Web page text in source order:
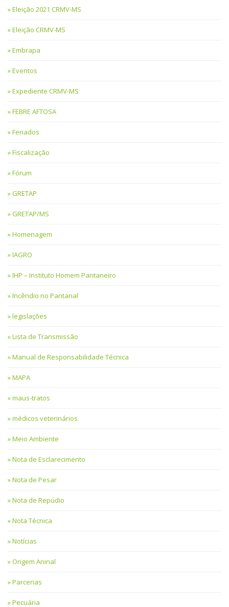
Eleição 2021 CRMV-MS
Eleição CRMV-MS
Embrapa
Eventos
Expediente CRMV-MS
FEBRE AFTOSA
Feriados
Fiscalização
Fórum
GRETAP
GRETAP/MS
Homenagem
IAGRO
IHP – Instituto Homem Pantaneiro
Incêndio no Pantanal
legislações
Lista de Transmissão
Manual de Responsabilidade Técnica
MAPA
maus-tratos
médicos veterinários
Meio Ambiente
Nota de Esclarecimento
Nota de Pesar
Nota de Repúdio
Nota Técnica
Notícias
Origem Aninal
Parcerias
Pecuária